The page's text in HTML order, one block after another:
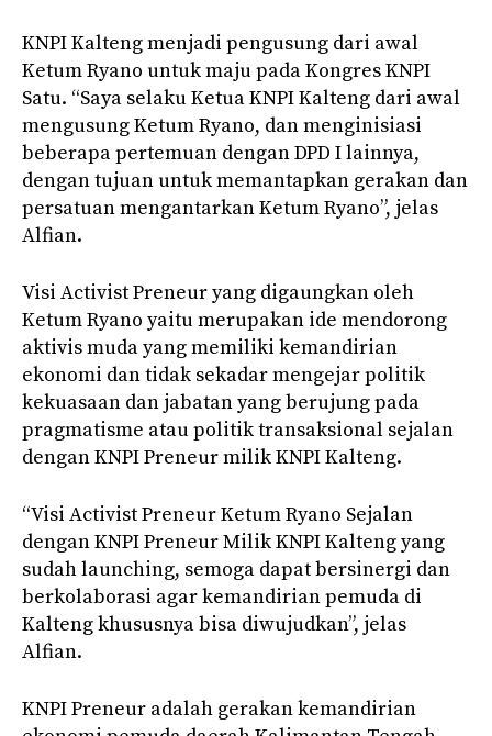
KNPI Kalteng menjadi pengusung dari awal
Ketum Ryano untuk maju pada Kongres KNPI
Satu. “Saya selaku Ketua KNPI Kalteng dari awal
mengusung Ketum Ryano, dan menginisiasi
beberapa pertemuan dengan DPD I lainnya,
dengan tujuan untuk memantapkan gerakan dan
persatuan mengantarkan Ketum Ryano”, jelas
Alfian.
Visi Activist Preneur yang digaungkan oleh
Ketum Ryano yaitu merupakan ide mendorong
aktivis muda yang memiliki kemandirian
ekonomi dan tidak sekadar mengejar politik
kekuasaan dan jabatan yang berujung pada
pragmatisme atau politik transaksional sejalan
dengan KNPI Preneur milik KNPI Kalteng.
“Visi Activist Preneur Ketum Ryano Sejalan
dengan KNPI Preneur Milik KNPI Kalteng yang
sudah launching, semoga dapat bersinergi dan
berkolaborasi agar kemandirian pemuda di
Kalteng khususnya bisa diwujudkan”, jelas
Alfian.
KNPI Preneur adalah gerakan kemandirian